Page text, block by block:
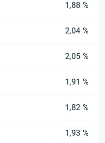
1,88 %
2,04 %
2,05 %
1,91 %
1,82 %
1,93 %